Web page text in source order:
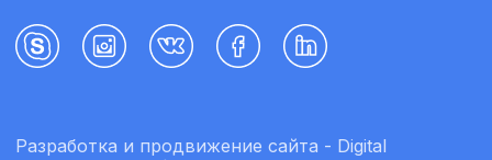
Разработка и продвижение сайта - Digital